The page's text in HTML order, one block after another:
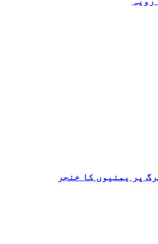
پر یمنیوں کا خنجر